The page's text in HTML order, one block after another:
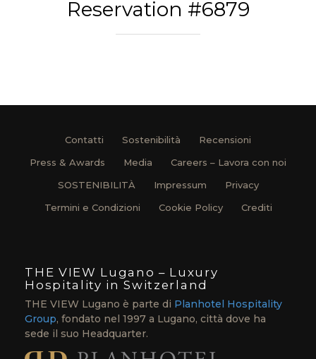
Reservation #6879
Contatti Sostenibilità
Recensioni
Press & Awards
Media
Careers – Lavora con noi
SOSTENIBILITÀ
Impressum
Privacy
Termini e Condizioni
Cookie Policy Crediti
THE VIEW Lugano – Luxury
Hospitality in Switzerland
THE VIEW Lugano è parte di Planhotel Hospitality
Group, fondato nel 1997 a Lugano, città dove ha
sede il suo Headquarter.